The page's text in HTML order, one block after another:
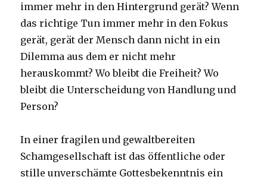
immer mehr in den Hintergrund gerät? Wenn
das richtige Tun immer mehr in den Fokus
gerät, gerät der Mensch dann nicht in ein
Dilemma aus dem er nicht mehr
herauskommt? Wo bleibt die Freiheit? Wo
bleibt die Unterscheidung von Handlung und
Person?
In einer fragilen und gewaltbereiten
Schamgesellschaft ist das öffentliche oder
stille unverschämte Gottesbekenntnis ein